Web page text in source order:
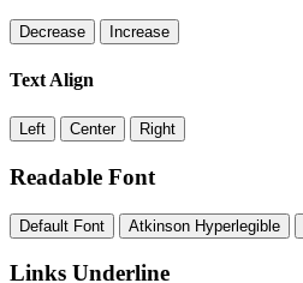
Decrease Increase
Text Align
Left Center Right
Readable Font
Default Font Atkinson Hyperlegible
Links Underline